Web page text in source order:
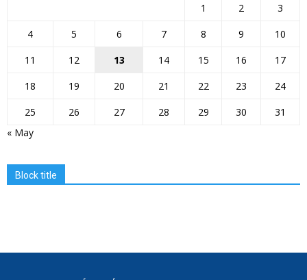
1 2
3
4
5 6 7 8 9
10
11
12 13 14 15 16
17
18
19 20 21 22 23
24
25
26 27 28 29 30
31
« May
Block title